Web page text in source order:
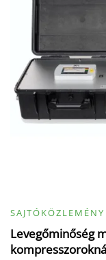
SAJTÓKÖZLEMÉNY
Levegőminőség